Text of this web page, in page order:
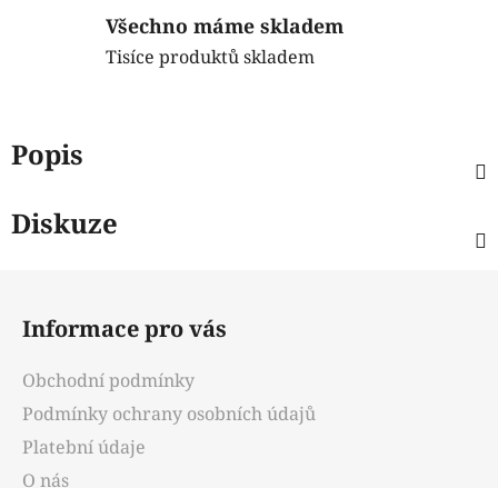
Všechno máme skladem
Tisíce produktů skladem
Popis
Diskuze
Informace pro vás
Obchodní podmínky
Podmínky ochrany osobních údajů
Platební údaje
O nás